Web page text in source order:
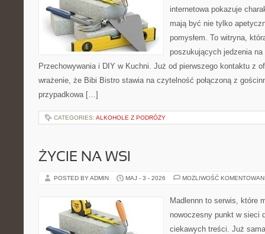
internetowa pokazuje
mają być nie tylko
pomysłem. To witryna,
poszukujących jedzenia
Przechowywania i DIY w Kuchni. Już od pierwszego kontaktu z
wrażenie, że Bibi Bistro stawia na czytelność połączoną z
przypadkowa […]
CATEGORIES: ALKOHOLE Z PODRÓŻY
ŻYCIE NA WSI
POSTED BY ADMIN MAJ - 3 - 2026 MOŻLIWOŚĆ
Madlennn to serwis, które
nowoczesny punkt w sieci
ciekawych treści. Już